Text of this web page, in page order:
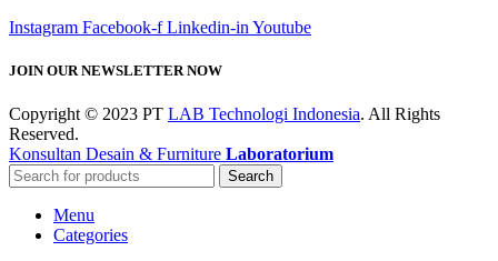
Instagram Facebook-f Linkedin-in Youtube
JOIN OUR NEWSLETTER NOW
Copyright © 2023 PT LAB Technologi Indonesia. All Rights
Reserved.
Konsultan Desain & Furniture Laboratorium
Search
Menu
Categories